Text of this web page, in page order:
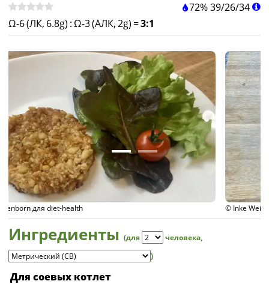
72%39/26/34
Ω-6 (ЛК, 6.8g) :Ω-3 (АЛК, 2g) =3:1
© Inke Weissenborn для diet-health
Ингредиенты (для человека,
)
Для соевых котлет